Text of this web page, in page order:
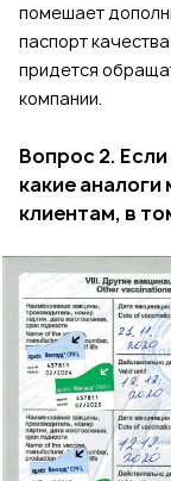
помешает
паспорт
придется
компании.
Вопрос 2.
какие
клиентам, в